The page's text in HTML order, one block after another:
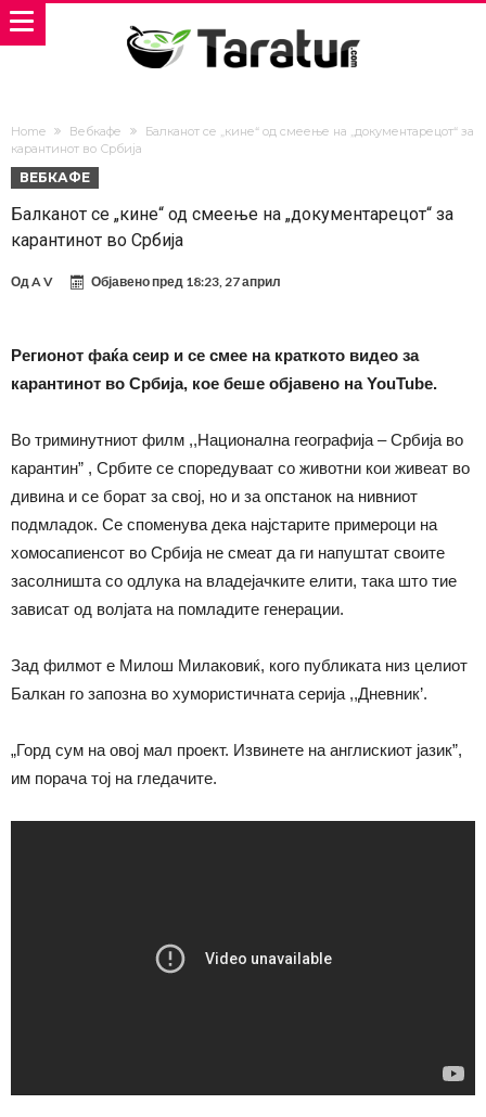
Home Вебкафе
Балканот се „кине“ од смеење на „документарецот“ за
карантинот во Србија
ВЕБКАФЕ
Балканот се „кине“ од смеење на „документарецот“ за
карантинот во Србија
ОдA V Објавено пред 18:23, 27 април
Регионот фаќа сеир и се смее на краткото видео за
карантинот во Србија, кое беше објавено на YouTube.
Во триминутниот филм ,,Национална географија – Србија во
карантин” , Србите се споредуваат со животни кои живеат во
дивина и се борат за свој, но и за опстанок на нивниот
подмладок. Се споменува дека најстарите примероци на
хомосапиенсот во Србија не смеат да ги напуштат своите
засолништа со одлука на владејачките елити, така што тие
зависат од волјата на помладите генерации.
Зад филмот е Милош Милаковиќ, кого публиката низ целиот
Балкан го запозна во хумористичната серија ,,Дневник’.
„Горд сум на овој мал проект. Извинете на англискиот јазик”,
им порача тој на гледачите.